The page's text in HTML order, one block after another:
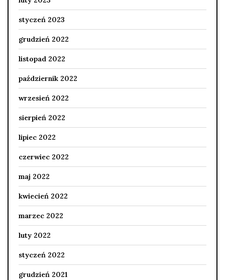
styczeń 2023
grudzień 2022
listopad 2022
październik 2022
wrzesień 2022
sierpień 2022
lipiec 2022
czerwiec 2022
maj 2022
kwiecień 2022
marzec 2022
luty 2022
styczeń 2022
grudzień 2021